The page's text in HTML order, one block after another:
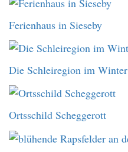
Ferienhaus in Sieseby
Die Schleiregion im Winter
Ortsschild Scheggerott